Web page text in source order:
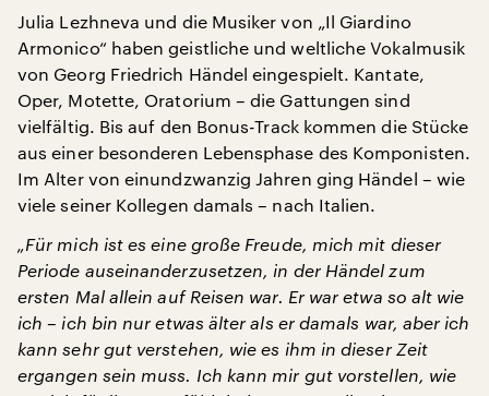
Julia Lezhneva und die Musiker von „Il Giardino
Armonico“ haben geistliche und weltliche Vokalmusik
von Georg Friedrich Händel eingespielt. Kantate,
Oper, Motette, Oratorium – die Gattungen sind
vielfältig. Bis auf den Bonus-Track kommen die Stücke
aus einer besonderen Lebensphase des Komponisten.
Im Alter von einundzwanzig Jahren ging Händel – wie
viele seiner Kollegen damals – nach Italien.
„Für mich ist es eine große Freude, mich mit dieser
Periode auseinanderzusetzen, in der Händel zum
ersten Mal allein auf Reisen war. Er war etwa so alt wie
ich – ich bin nur etwas älter als er damals war, aber ich
kann sehr gut verstehen, wie es ihm in dieser Zeit
ergangen sein muss. Ich kann mir gut vorstellen, wie